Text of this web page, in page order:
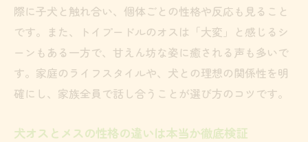
際に子犬と触れ合い、個体ごとの性格や反応も見ること
です。また、トイプードルのオスは「大変」と感じるシ
ーンもある一方で、甘えん坊な姿に癒される声も多いで
す。家庭のライフスタイルや、犬との理想の関係性を明
確にし、家族全員で話し合うことが選び方のコツです。
犬オスとメスの性格の違いは本当か徹底検証